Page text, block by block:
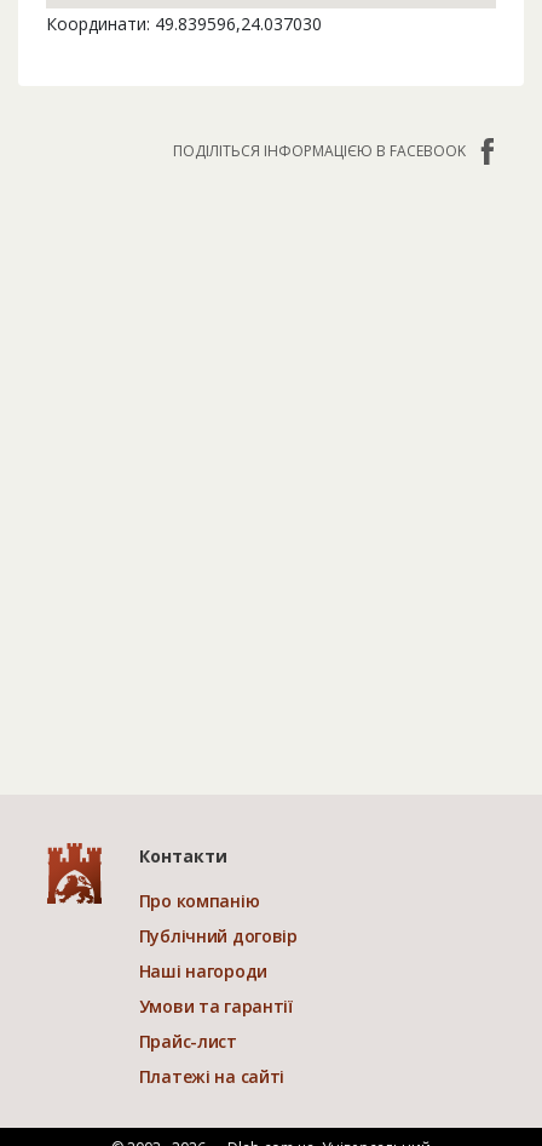
Координати: 49.839596,24.037030
ПОДІЛІТЬСЯ ІНФОРМАЦІЄЮ В FACEBOOK
Контакти
Про компанію
Публічний договір
Наші нагороди
Умови та гарантії
Прайс-лист
Платежі на сайті